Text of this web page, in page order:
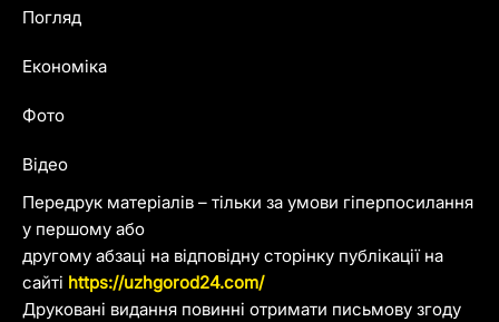
Передрук матеріалів – тільки за умови гіперпосилання
у першому або
другому абзаці на відповідну сторінку публікації на
сайті https://uzhgorod24.com/
Друковані видання повинні отримати письмову згоду
Погляд
Економіка
Фото
Відео